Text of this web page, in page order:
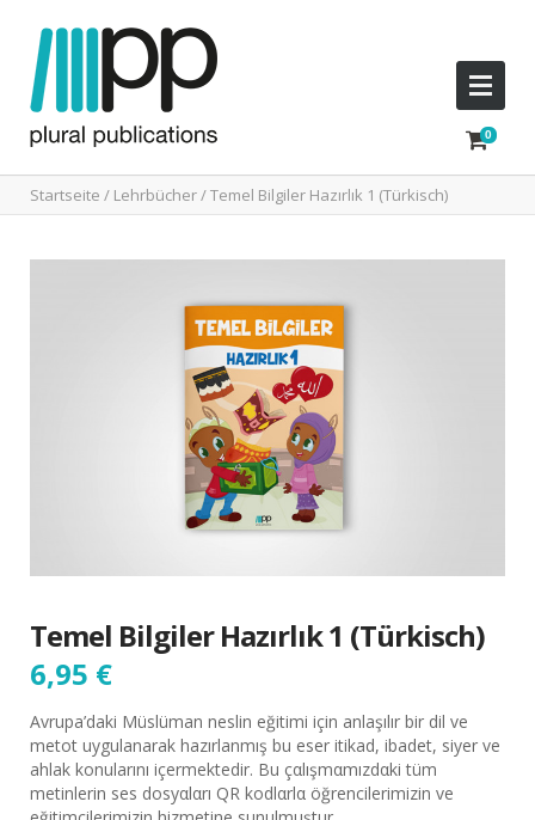
Startseite / Lehrbücher/ Temel Bilgiler Hazırlık 1 (Türkisch)
Temel Bilgiler Hazırlık 1 (Türkisch)
6,95 €
Avrupa’daki Müslüman neslin eğitimi için anlaşılır bir dil ve
metot uygulanarak hazırlanmış bu eser itikad, ibadet, siyer ve
ahlak konularını içermektedir. Bu çαlışmαmızdαki tüm
metinlerin ses dosyαlαrı QR kodlαrlα öğrencilerimizin ve